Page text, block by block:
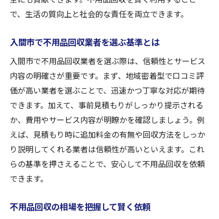
入間市での不用品回収料金の目安紹介
入間市で不用品回収を利用する際の注意
不要品処分なら費用対効果も重視
不用品回収の費用対効果を徹底比較
費用を抑える不用品回収の賢い選び方
不用品回収の相場を知って損をしない
買取サービスと回収の組み合わせ術
不要品処分でコスト削減するポイント
不用品回収で費用も手間も節約する方法
環境配慮と効率化を両立する方法
リサイクル重視の不用品回収活用法
で、生活の質向上と社会的な責任を両立できます。
入間市で不用品回収業者を選ぶ基準とは
入間市で不用品回収業者を選ぶ際は、信頼性とサービス
内容の明確さが重要です。まず、地域密着型で口コミ評
価が高い業者を選ぶことで、迅速かつ丁寧な対応が期待
できます。加えて、事前見積もりがしっかり提示される
か、費用やサービス内容が明瞭かを確認しましょう。例
えば、見積もり時に追加料金の有無や回収方法をしっか
り説明してくれる業者は信頼性が高いといえます。これ
らの基準を押さえることで、安心して不用品回収を依頼
できます。
不用品回収の相場を把握して賢く依頼